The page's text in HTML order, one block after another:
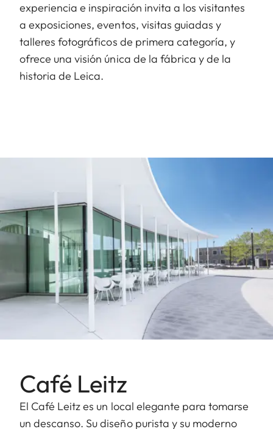
experiencia e inspiración invita a los visitantes
a exposiciones, eventos, visitas guiadas y
talleres fotográficos de primera categoría, y
ofrece una visión única de la fábrica y de la
historia de Leica.
Café Leitz
El Café Leitz es un local elegante para tomarse
un descanso. Su diseño purista y su moderno